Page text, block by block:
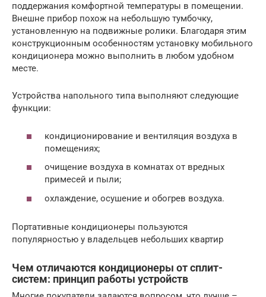
поддержания комфортной температуры в помещении.
Внешне прибор похож на небольшую тумбочку,
установленную на подвижные ролики. Благодаря этим
конструкционным особенностям установку мобильного
кондиционера можно выполнить в любом удобном
месте.
Устройства напольного типа выполняют следующие
функции:
кондиционирование и вентиляция воздуха в
помещениях;
очищение воздуха в комнатах от вредных
примесей и пыли;
охлаждение, осушение и обогрев воздуха.
Портативные кондиционеры пользуются
популярностью у владельцев небольших квартир
Чем отличаются кондиционеры от сплит-
систем: принцип работы устройств